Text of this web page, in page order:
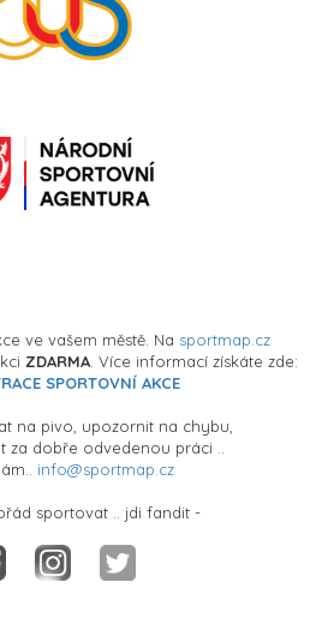
ve vašem městě. Na sportmap.cz
ZDARMA . Více informací získáte zde:
SPORTOVNÍ AKCE
na pivo, upozornit na chybu,
za dobře odvedenou práci ..
info@sportmap.cz
sportovat .. jdi fandit -